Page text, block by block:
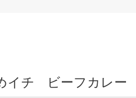
イチ ビーフカレ